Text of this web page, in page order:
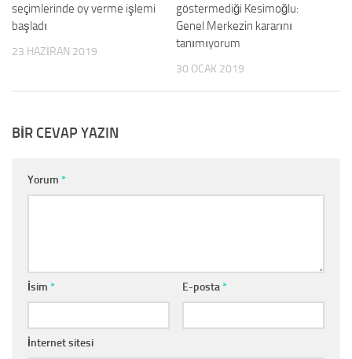
seçimlerinde oy verme işlemi
başladı
23 HAZIRAN 2019
göstermediği Kesimoğlu:
Genel Merkezin kararını
tanımıyorum
30 OCAK 2019
BIR CEVAP YAZIN
Yorum *
İsim * E-posta*
İnternet sitesi